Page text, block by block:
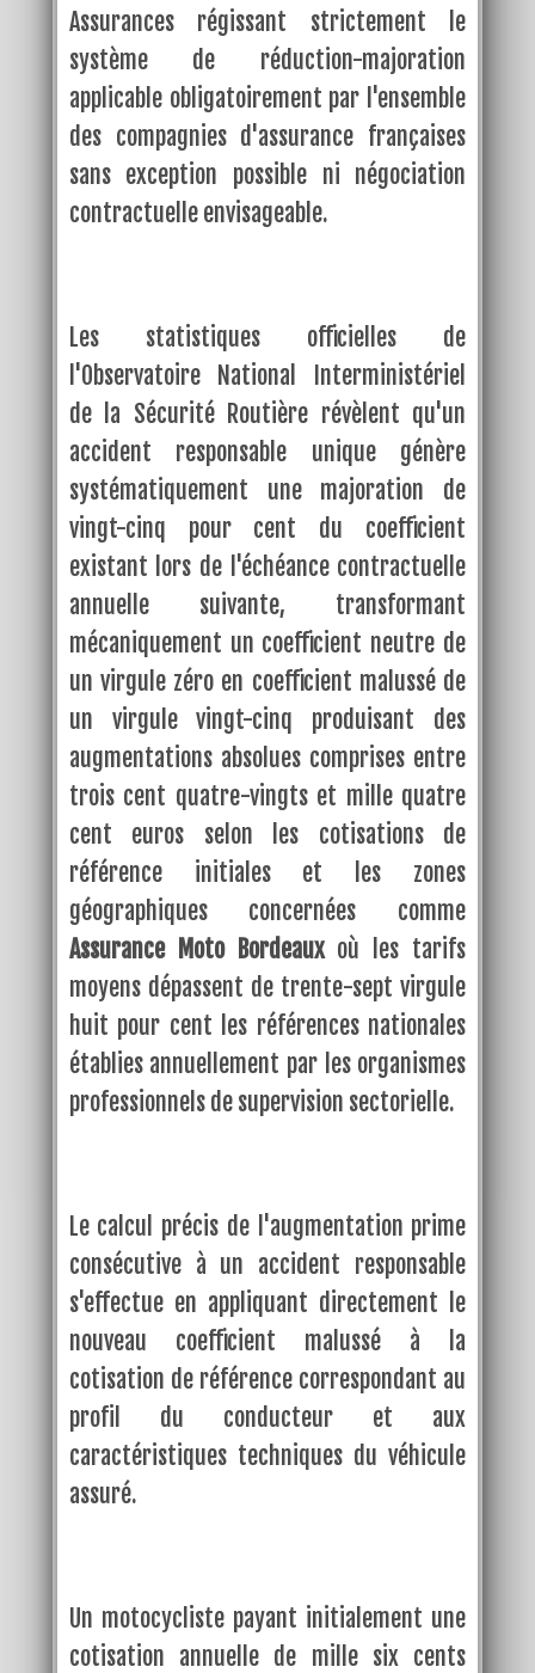
Assurances régissant strictement le
système de réduction-majoration
applicable obligatoirement par l'ensemble
des compagnies d'assurance françaises
sans exception possible ni négociation
contractuelle envisageable.
Les statistiques officielles de
l'Observatoire National Interministériel
de la Sécurité Routière révèlent qu'un
accident responsable unique génère
systématiquement une majoration de
vingt-cinq pour cent du coefficient
existant lors de l'échéance contractuelle
annuelle suivante, transformant
mécaniquement un coefficient neutre de
un virgule zéro en coefficient malussé de
un virgule vingt-cinq produisant des
augmentations absolues comprises entre
trois cent quatre-vingts et mille quatre
cent euros selon les cotisations de
référence initiales et les zones
géographiques concernées comme
Assurance Moto Bordeauxoù les tarifs
moyens dépassent de trente-sept virgule
huit pour cent les références nationales
établies annuellement par les organismes
professionnels de supervision sectorielle.
Le calcul précis de l'augmentation prime
consécutive à un accident responsable
s'effectue en appliquant directement le
nouveau coefficient malussé à la
cotisation de référence correspondant au
profil du conducteur et aux
caractéristiques techniques du véhicule
assuré.
Un motocycliste payant initialement une
cotisation annuelle de mille six cents